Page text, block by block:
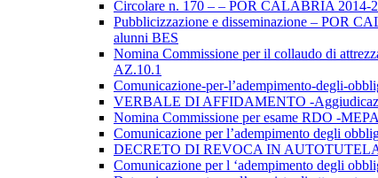
Circolare n. 170 – – POR CALABRIA 2014-
Pubblicizzazione e disseminazione – POR
alunni BES
Nomina Commissione per il collaudo di
AZ.10.1
Comunicazione-per-l’adempimento-degli-
VERBALE DI AFFIDAMENTO -
Nomina Commissione per esame RDO -
Comunicazione per l’adempimento degli
DECRETO DI REVOCA IN
Comunicazione per l ‘adempimento degli